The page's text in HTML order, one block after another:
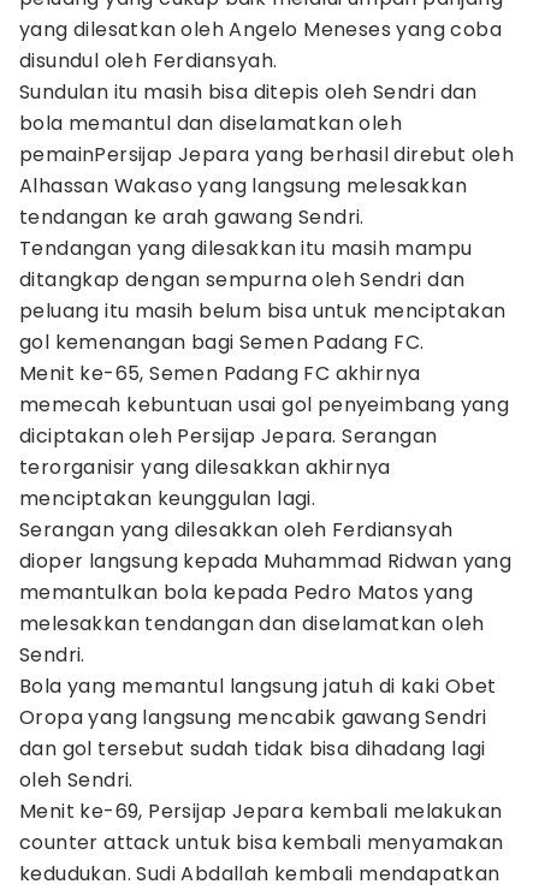
yang dilesatkan oleh Angelo Meneses yang coba
disundul oleh Ferdiansyah.
Sundulan itu masih bisa ditepis oleh Sendri dan
bola memantul dan diselamatkan oleh
pemainPersijap Jepara yang berhasil direbut oleh
Alhassan Wakaso yang langsung melesakkan
tendangan ke arah gawang Sendri.
Tendangan yang dilesakkan itu masih mampu
ditangkap dengan sempurna oleh Sendri dan
peluang itu masih belum bisa untuk menciptakan
gol kemenangan bagi Semen Padang FC.
Menit ke-65, Semen Padang FC akhirnya
memecah kebuntuan usai gol penyeimbang yang
diciptakan oleh Persijap Jepara. Serangan
terorganisir yang dilesakkan akhirnya
menciptakan keunggulan lagi.
Serangan yang dilesakkan oleh Ferdiansyah
dioper langsung kepada Muhammad Ridwan yang
memantulkan bola kepada Pedro Matos yang
melesakkan tendangan dan diselamatkan oleh
Sendri.
Bola yang memantul langsung jatuh di kaki Obet
Oropa yang langsung mencabik gawang Sendri
dan gol tersebut sudah tidak bisa dihadang lagi
oleh Sendri.
Menit ke-69, Persijap Jepara kembali melakukan
counter attack untuk bisa kembali menyamakan
kedudukan. Sudi Abdallah kembali mendapatkan